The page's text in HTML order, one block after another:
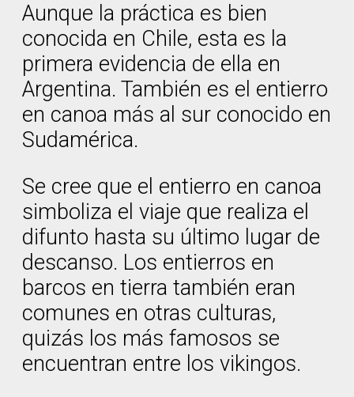
Aunque la práctica es bien
conocida en Chile, esta es la
primera evidencia de ella en
Argentina. También es el entierro
en canoa más al sur conocido en
Sudamérica.
Se cree que el entierro en canoa
simboliza el viaje que realiza el
difunto hasta su último lugar de
descanso. Los entierros en
barcos en tierra también eran
comunes en otras culturas,
quizás los más famosos se
encuentran entre los vikingos.